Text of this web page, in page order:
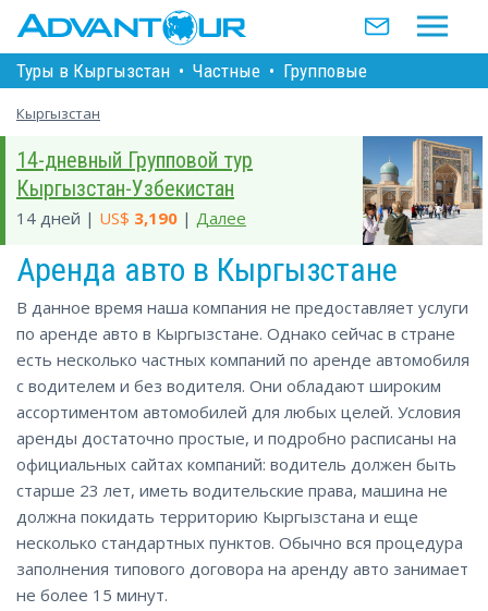
Туры в Кыргызстан • Частные • Групповые
Кыргызстан
14-дневный Групповой тур
Кыргызстан-Узбекистан
14 дней | US$ 3,190 | Далее
Аренда авто в Кыргызстане
В данное время наша компания не предоставляет услуги
по аренде авто в Кыргызстане. Однако сейчас в стране
есть несколько частных компаний по аренде автомобиля
с водителем и без водителя. Они обладают широким
ассортиментом автомобилей для любых целей. Условия
аренды достаточно простые, и подробно расписаны на
официальных сайтах компаний: водитель должен быть
старше 23 лет, иметь водительские права, машина не
должна покидать территорию Кыргызстана и еще
несколько стандартных пунктов. Обычно вся процедура
заполнения типового договора на аренду авто занимает
не более 15 минут.